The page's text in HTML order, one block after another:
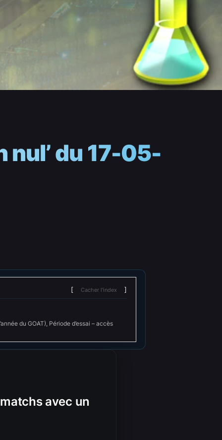
nul’ du 17-05-
Cacher l'index
du GOAT), Période d’essai – accès
avec un